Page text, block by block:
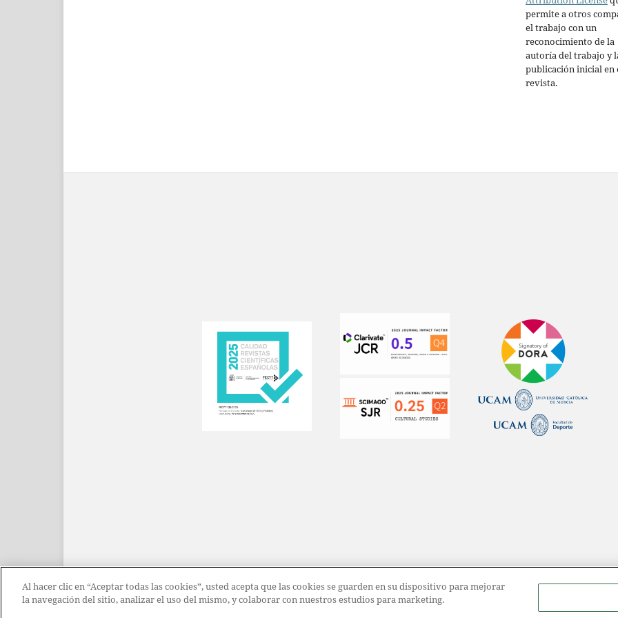
permite a otros
el trabajo con un
reconocimiento de la
autoría del trabajo y
publicación inicial en
revista.
Al hacer clic en “Aceptar todas las cookies”, usted acepta que las cookies se guarden en su dispositivo para mejorar
la navegación del sitio, analizar el uso del mismo, y colaborar con nuestros estudios para marketing.